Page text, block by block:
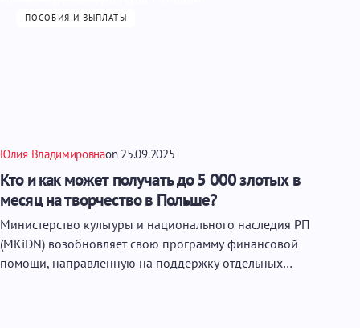
ПОСОБИЯ И ВЫПЛАТЫ
Юлия Владимировнаon 25.09.2025
Кто и как может получать до 5 000 злотых в
месяц на творчество в Польше?
Министерство культуры и национального наследия РП
(MKiDN) возобновляет свою программу финансовой
помощи, направленную на поддержку отдельных…